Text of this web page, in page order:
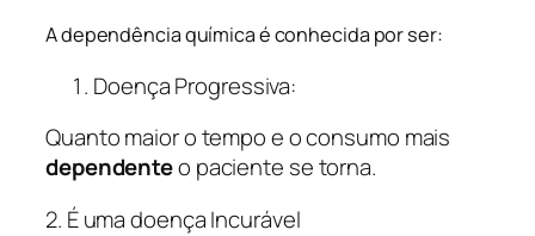
A dependência química é conhecida por ser:
Doença Progressiva:
Quanto maior o tempo e o consumo mais
dependenteo paciente se torna.
2. É uma doença Incurável